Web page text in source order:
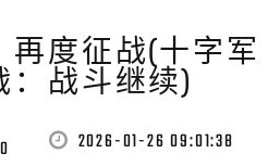
再度征战(十字军
：战斗继续)
2026-01-26 09:01:38